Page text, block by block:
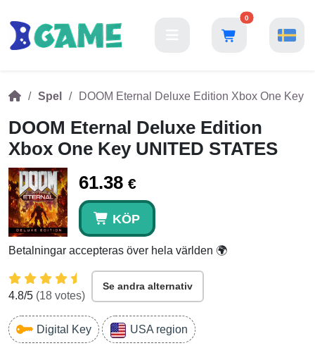
0
Spel DOOM Eternal Deluxe Edition Xbox One Key
DOOM Eternal Deluxe Edition
Xbox One Key UNITED STATES
61.38 €
KÖP
Betalningar accepteras över hela världen 🌍
4.8/5 (18 votes)
Se andra alternativ
Digital Key USA region